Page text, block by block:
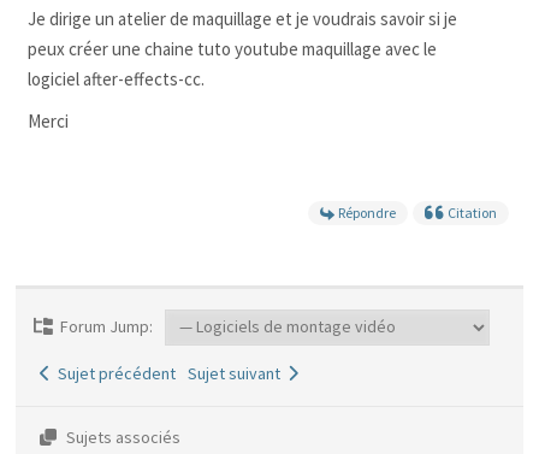
Je dirige un atelier de maquillage et je voudrais savoir si je
peux créer une chaine tuto youtube maquillage avec le
logiciel after-effects-cc.
Merci
Répondre Citation
Forum Jump:
Sujet précédent Sujet suivant
Sujets associés